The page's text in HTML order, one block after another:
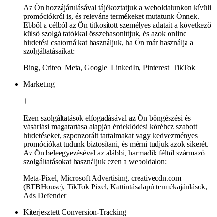
Az Ön hozzájárulásával tájékoztatjuk a weboldalunkon kívüli
promóciókról is, és releváns termékeket mutatunk Önnek.
Ebből a célból az Ön titkosított személyes adatait a következő
külső szolgáltatókkal összehasonlítjuk, és azok online
hirdetési csatornáikat használjuk, ha Ön már használja a
szolgáltatásaikat:
Bing, Criteo, Meta, Google, LinkedIn, Pinterest, TikTok
Marketing
Ezen szolgáltatások elfogadásával az Ön böngészési és
vásárlási magatartása alapján érdeklődési köréhez szabott
hirdetéseket, szponzorált tartalmakat vagy kedvezményes
promóciókat tudunk biztosítani, és mérni tudjuk azok sikerét.
Az Ön beleegyezésével az alábbi, harmadik féltől származó
szolgáltatásokat használjuk ezen a weboldalon:
Meta-Pixel, Microsoft Advertising, creativecdn.com
(RTBHouse), TikTok Pixel, Kattintásalapú termékajánlások,
Ads Defender
Kiterjesztett Conversion-Tracking